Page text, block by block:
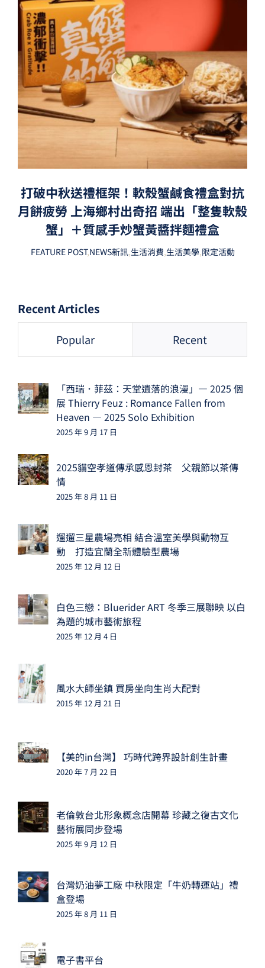
打破中秋送禮框架！軟殼蟹鹹食禮盒對抗
月餅疲勞 上海鄉村出奇招 端出「整隻軟殼
蟹」＋質感手炒蟹黃醬拌麵禮盒
FEATURE POST,NEWS新訊,生活消費,生活美學,限定活動
Recent Articles
Popular Recent
「西瑞．菲茲：天堂遺落的浪漫」— 2025 個
展 Thierry Feuz : Romance Fallen from
Heaven — 2025 Solo Exhibition
2025 年 9 月 17 日
2025貓空孝道傳承感恩封茶 父親節以茶傳
情
2025 年 8 月 11 日
遛遛三星農場亮相 結合溫室美學與動物互
動 打造宜蘭全新體驗型農場
2025 年 12 月 12 日
白色三戀：Bluerider ART 冬季三展聯映 以白
為題的城市藝術旅程
2025 年 12 月 4 日
風水大師坐鎮 買房坐向生肖大配對
2015 年 12 月 21 日
【美的in台灣】 巧時代跨界設計創生計畫
2020 年 7 月 22 日
老倫敦台北形象概念店開幕 珍藏之復古文化
藝術展同步登場
2025 年 9 月 12 日
台灣奶油夢工廠 中秋限定「牛奶轉運站」禮
盒登場
2025 年 8 月 11 日
電子書平台